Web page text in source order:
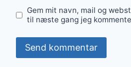
Gem mit navn, mail og
til næste gang jeg